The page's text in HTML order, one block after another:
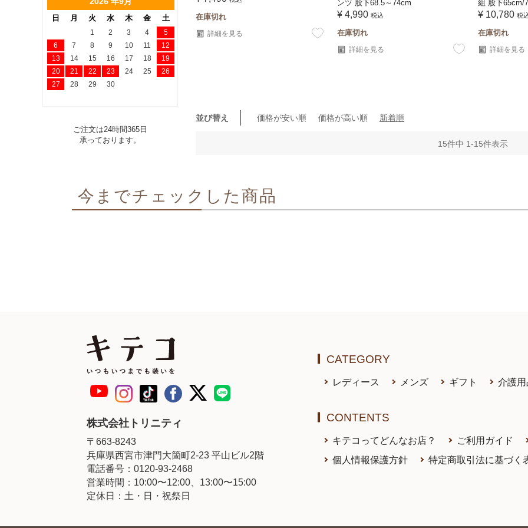
日 月 火 水 木 金 土
1 2 3 4
5
6
7 8 9 10 11
12
13
14 15 16 17 18
19
20
21 22 23 24 25
26
27
28 29 30
ご注文は24時間365日
承っております。
在庫切れ
詳細を見る
ンツ 股下68.5～74cm
¥ 4,990 税込
在庫切れ
詳細を見る
組 股下65cm/
¥ 10,780 税
在庫切れ
詳細を見る
並び替え 価格が安い順 価格が高い順 新着順
15件中 1-15件表示
今までチェックした商品
株式会社トリニティ
〒663-8243
兵庫県西宮市津門大箇町2-23 平山ビル2階
電話番号：0120-93-2468
営業時間：10:00〜12:00、13:00〜15:00
定休日：土・日・祝祭日
CATEGORY
レディース メンズ ギフト 介護用
CONTENTS
キテコってどんなお店？ ご利用ガイド
個人情報保護方針
特定商取引法に基づく